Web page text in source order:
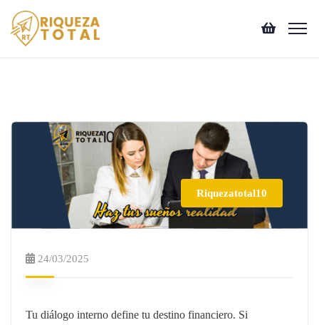
Riquezatotal10
24/03/2025
Tu diálogo interno define tu destino financiero. Si